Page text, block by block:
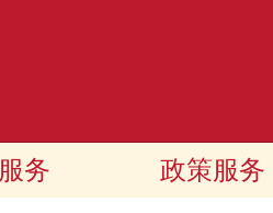
务 政策服务